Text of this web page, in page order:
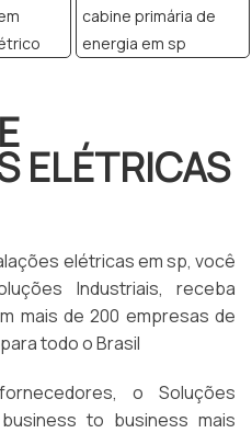
cabine primária de
energia em sp
ELÉTRICAS
elétricas em sp, você
Industriais, receba
mais de 200 empresas de
todo o Brasil
o Soluções
to business mais